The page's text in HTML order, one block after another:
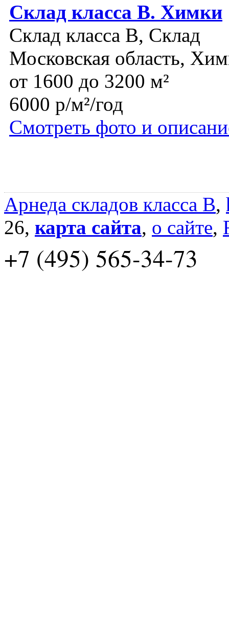
Склад класса В. Химки
Склад класса B, Склад
Московская область,
от 1600 до 3200 м²
6000 р/м²/год
Смотреть фото и
Арнеда складов класса B,
26, карта сайта, о сайте,
+7 (495) 565-34-73